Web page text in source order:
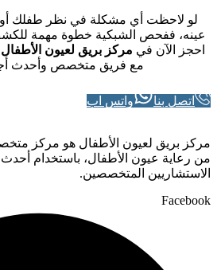
لو لاحظت أي مشكلة في نظر طفلك
عينه، ففحص الشبكية خطوة مهمة
احجز الآن في مركز بريق لعيون الأطفال
مع فريق متخصص وأحدث
اتصل بنا واتس اب
مركز بريق لعيون الأطفال هو مركز
من رعاية عيون الأطفال، باستخدام
الاستشاريين المتخصصين.
Facebook